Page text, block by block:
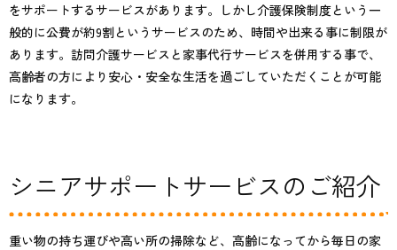
をサポートするサービスがあります。しかし介護保険制度という一
般的に公費が約9割というサービスのため、時間や出来る事に制限が
あります。訪問介護サービスと家事代行サービスを併用する事で、
高齢者の方により安心・安全な生活を過ごしていただくことが可能
になります。
シニアサポートサービスのご紹介
重い物の持ち運びや高い所の掃除など、高齢になってから毎日の家